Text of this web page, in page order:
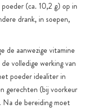
(ca. 10,2 g) op in
drank, in soepen,
de aanwezige vitamine
volledige werking van
poeder idealiter in
gerechten (bij voorkeur
Na de bereiding moet